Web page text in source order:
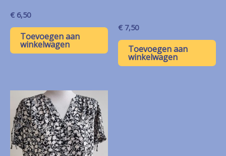
€ 6,50
Toevoegen aan
winkelwagen
€ 7,50
Toevoegen aan
winkelwagen